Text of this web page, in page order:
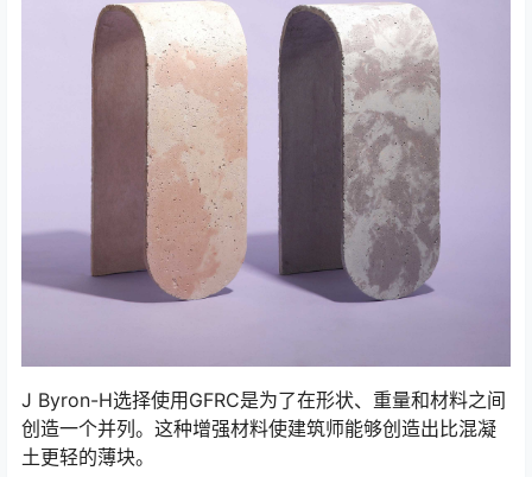
J Byron-H选择使用GFRC是为了在形状、重量和材料之间
创造一个并列。这种增强材料使建筑师能够创造出比混凝
土更轻的薄块。